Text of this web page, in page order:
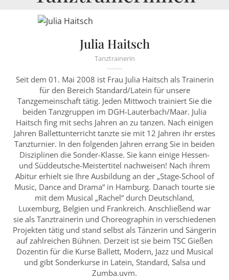
Julia Haitsch
Tanztrainerin
Seit dem 01. Mai 2008 ist Frau Julia Haitsch als Trainerin
für den Bereich Standard/Latein für unsere
Tanzgemeinschaft tätig. Jeden Mittwoch trainiert Sie die
beiden Tanzgruppen im DGH-Lauterbach/Maar. Julia
Haitsch fing mit sechs Jahren an zu tanzen. Nach einigen
Jahren Ballettunterricht tanzte sie mit 12 Jahren ihr erstes
Tanzturnier. In den folgenden Jahren errang Sie in beiden
Disziplinen die Sonder-Klasse. Sie kann einige Hessen-
und Süddeutsche-Meistertitel nachweisen! Nach ihrem
Abitur erhielt sie Ihre Ausbildung an der „Stage-School of
Music, Dance and Drama“ in Hamburg. Danach tourte sie
mit dem Musical „Rachel“ durch Deutschland,
Luxemburg, Belgien und Frankreich. Anschließend war
sie als Tanztrainerin und Choreographin in verschiedenen
Projekten tätig und stand selbst als Tänzerin und Sängerin
auf zahlreichen Bühnen. Derzeit ist sie beim TSC Gießen
Dozentin für die Kurse Ballett, Modern, Jazz und Musical
und gibt Sonderkurse in Latein, Standard, Salsa und
Zumba.uvm.